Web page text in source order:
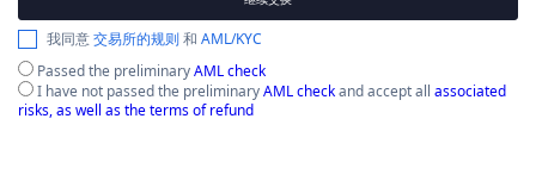
我同意交易所的规则和 AML/KYC
Passed the preliminaryAML check
I have not passed the preliminaryAML checkand accept all associated
risks, as well as the terms of refund